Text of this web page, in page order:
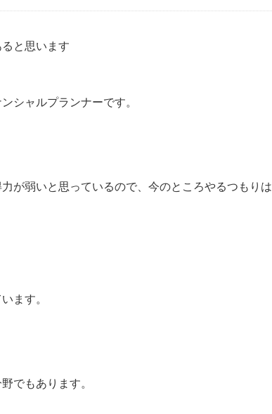
と思います
シャルプランナーです。
が弱いと思っているので、今のところやるつもりは
ます。
でもあります。